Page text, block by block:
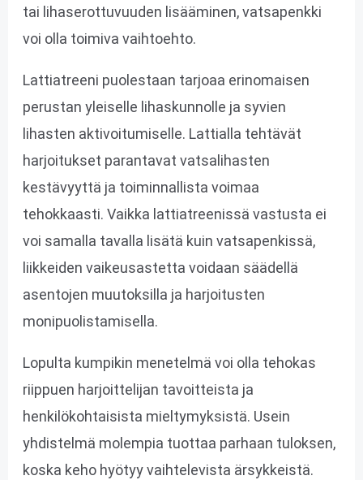
tai lihaserottuvuuden lisääminen, vatsapenkki
voi olla toimiva vaihtoehto.
Lattiatreeni puolestaan tarjoaa erinomaisen
perustan yleiselle lihaskunnolle ja syvien
lihasten aktivoitumiselle. Lattialla tehtävät
harjoitukset parantavat vatsalihasten
kestävyyttä ja toiminnallista voimaa
tehokkaasti. Vaikka lattiatreenissä vastusta ei
voi samalla tavalla lisätä kuin vatsapenkissä,
liikkeiden vaikeusastetta voidaan säädellä
asentojen muutoksilla ja harjoitusten
monipuolistamisella.
Lopulta kumpikin menetelmä voi olla tehokas
riippuen harjoittelijan tavoitteista ja
henkilökohtaisista mieltymyksistä. Usein
yhdistelmä molempia tuottaa parhaan tuloksen,
koska keho hyötyy vaihtelevista ärsykkeistä.